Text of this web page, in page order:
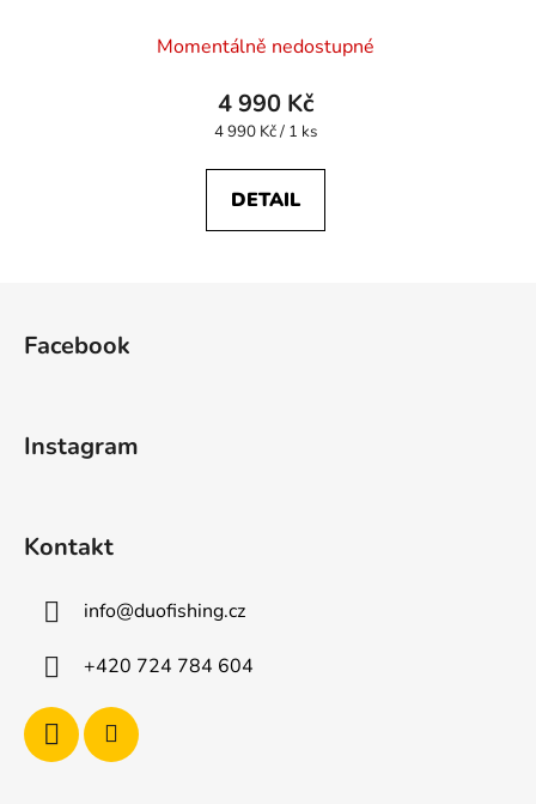
Momentálně nedostupné
4 990 Kč
Měrná
4 990 Kč / 1 ks
DETAIL
Facebook
Instagram
Kontakt
info@duofishing.cz
+420 724 784 604